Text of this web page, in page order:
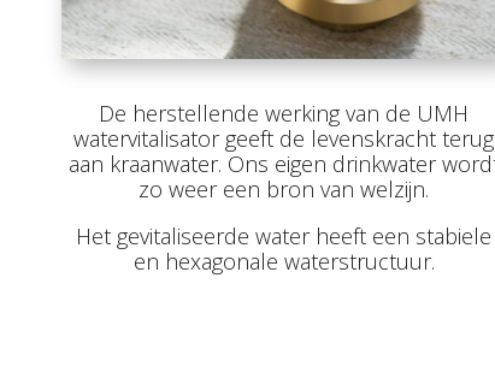
De herstellende werking van de UMH
watervitalisator geeft de levenskracht terug
aan kraanwater. Ons eigen drinkwater
zo weer een bron van welzijn.
Het gevitaliseerde water heeft een stabiele
en hexagonale waterstructuur.